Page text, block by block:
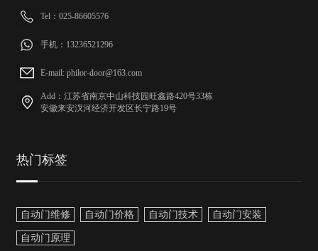
Tel：025-86605576
手机：13236521296
E-mail: philor-door@163.com
Add：江苏省南京中山科技园旺鑫路420号33栋
安徽来安汊河经济开发区长宁路19号
热门标签
自动门维修 自动门价格 自动门技术 自动门安装
自动门原理